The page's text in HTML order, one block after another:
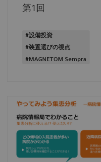
第1回
#設備投資
#装置選びの視点
#MAGNETOM Sempra